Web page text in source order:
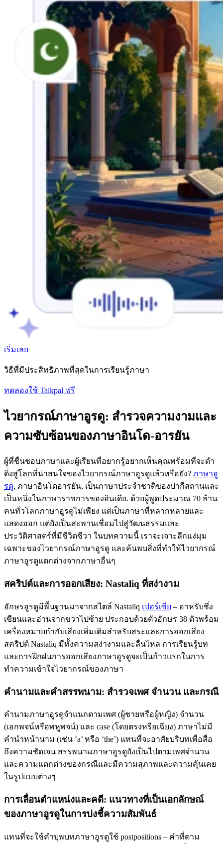
เริ่มเลย
วิธีที่มีประสิทธิภาพที่สุดในการเรียนรู้ภาษา
ทดลองใช้ Talkpal ฟรี
ไวยากรณ์ภาษาอูรดู: สํารวจความงามและ
ความซับซ้อนของภาษาอินโด-อารยัน
ผู้ที่ชื่นชอบภาษาและผู้เรียนที่อยากรู้อยากเห็นคุณพร้อมที่จะดํา
ดิ่งสู่โลกที่น่าสนใจของไวยากรณ์ภาษาอูรดูแล้วหรือยัง? ภาษาอู
รดู, ภาษาอินโดอารยัน, เป็นภาษาประจําชาติของปากีสถานและ
เป็นหนึ่งในภาษาราชการของอินเดีย. ด้วยผู้พูดประมาณ 70 ล้าน
คนทั่วโลกภาษาอูรดูไม่เพียง แต่เป็นภาษาที่หลากหลายและ
แสดงออก แต่ยังเป็นสะพานเชื่อมไปสู่วัฒนธรรมและ
ประวัติศาสตร์ที่มีชีวิตชีวา ในบทความนี้ เราจะเจาะลึกแง่มุม
เฉพาะของไวยากรณ์ภาษาอูรดู และค้นพบสิ่งที่ทำให้ไวยากรณ์
ภาษาอูรดูแตกต่างจากภาษาอื่นๆ
สคริปต์และการออกเสียง: Nastaliq ที่สง่างาม
อักษรอูรดูมีพื้นฐานมาจากสไตล์ Nastaliq เปอร์เซีย – อาหรับซึ่ง
เขียนและอ่านจากขวาไปซ้าย ประกอบด้วยตัวอักษร 38 ตัวพร้อม
เครื่องหมายกํากับเสียงเพิ่มเติมสําหรับสระและการออกเสียง
สคริปต์ Nastaliq มีทั้งความสง่างามและลื่นไหล การเรียนรู้บท
และการฝึกฝนการออกเสียงภาษาอูรดูจะเป็นก้าวแรกในการ
ทำความเข้าใจไวยากรณ์ของภาษา
คํานามและคําสรรพนาม: สํารวจเพศ จํานวน และกรณี
คํานามภาษาอูรดูจําแนกตามเพศ (ผู้ชายหรือผู้หญิง) จํานวน
(เอกพจน์หรือพหูพจน์) และ case (โดยตรงหรือเฉียง) ภาษาไม่มี
คำนำหน้านาม (เช่น ‘a’ หรือ ‘the’) แทนที่จะอาศัยบริบทเพื่อสื่อ
ถึงความชัดเจน สรรพนามภาษาอูรดูยังเป็นไปตามเพศจํานวน
และความแตกต่างของกรณีและมีความสุภาพและความคุ้นเคย
ในรูปแบบต่างๆ
การเลื่อนตำแหน่งและคดี: แนวทางที่เป็นเอกลักษณ์
ของภาษาอูรดูในการบ่งชี้ความสัมพันธ์
แทนที่จะใช้คําบุพบทภาษาอูรดูใช้ postpositions – คําที่ตาม